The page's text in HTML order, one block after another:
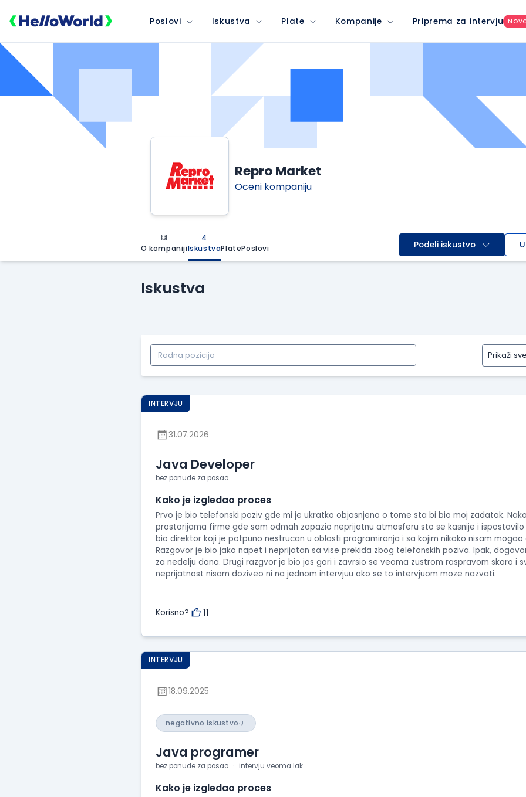
Poslovi Iskustva Plate Kompanije Priprema za intervju
Repro Market
Oceni kompaniju
O kompaniji
4
IskustvaPlatePoslovi Podeli iskustvo
Iskustva
Prikaži
Prikaži
sve
tipove
intervjua
INTERVJU
31.07.2026
Java Developer
bez ponude za posao
Kako je izgledao proces
Prvo je bio telefonski poziv gde mi je ukratko objasnjeno o tome sta bi bio moj zadatak.
prostorijama firme gde sam odmah zapazio neprijatnu atmosferu sto se kasnije i
bio direktor koji je potpuno nestrucan u oblasti programiranja i sa kojim nikako nisam
Razgovor je bio jako napet i neprijatan sa vise prekida zbog telefonskih poziva. Ipak,
za nedelju dana. Drugi razgvor je bio jos gori i zavrsio se veoma zustrom raspravom skoro i
neprijatnost nisam doziveo ni na jednom intervjuu ako se to intervjuom moze nazvati.
Korisno? 11
INTERVJU
18.09.2025
negativno iskustvo
Java programer
bez ponude za posao intervju veoma lak
Kako je izgledao proces